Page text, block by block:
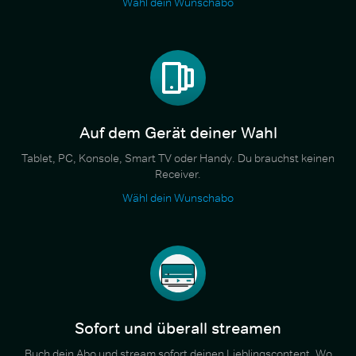
Auf dem Gerät deiner Wahl
Tablet, PC, Konsole, Smart TV oder Handy. Du brauchst keinen
Receiver.
Wähl dein Wunschabo
Sofort und überall streamen